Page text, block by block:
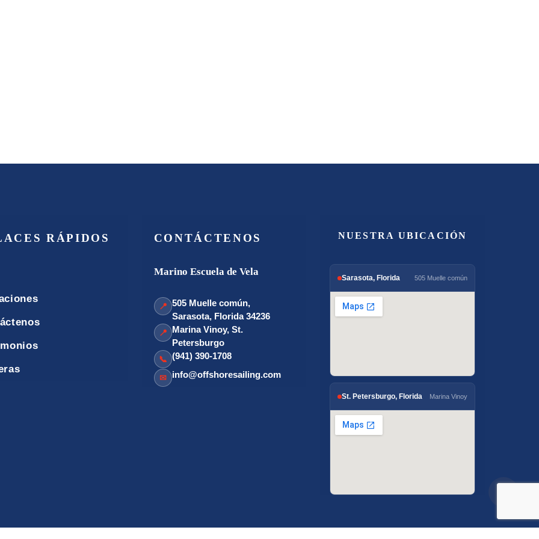
RÁPIDOS CONTÁCTENOS
Marino Escuela de Vela
📍 505 Muelle común,
Sarasota, Florida 34236
📍 Marina Vinoy, St.
Petersburgo
📞 (941) 390-1708
✉ info@offshoresailing.com
NUESTRA UBICACIÓN
Sarasota, Florida 505 Muelle común
St. Petersburgo, Florida Marina Vinoy